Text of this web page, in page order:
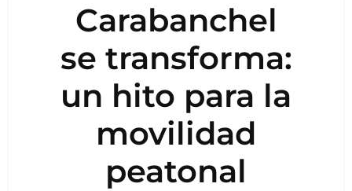
Carabanchel
se transforma:
un hito para la
movilidad
peatonal